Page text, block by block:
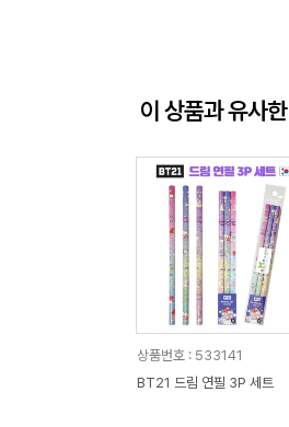
이 상품과 유사한
상품번호 : 533141
BT21 드림 연필 3P 세트